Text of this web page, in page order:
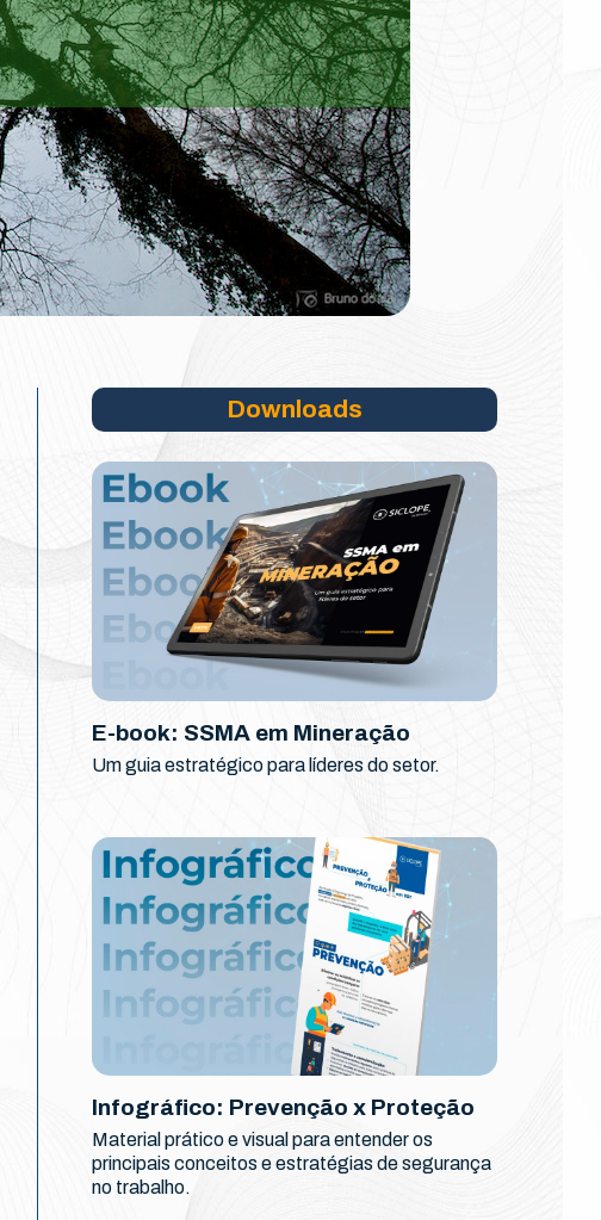
Downloads
E-book: SSMA em Mineração
Um guia estratégico para líderes do setor.
Infográfico: Prevenção x Proteção
Material prático e visual para entender os
principais conceitos e estratégias de segurança
no trabalho.